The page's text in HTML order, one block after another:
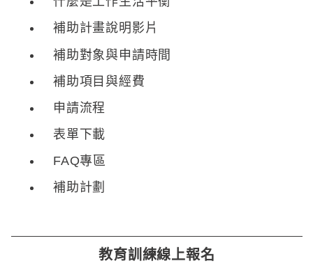
補助計畫說明影片
補助對象與申請時間
補助項目與經費
申請流程
表單下載
FAQ專區
補助計劃
教育訓練線上報名